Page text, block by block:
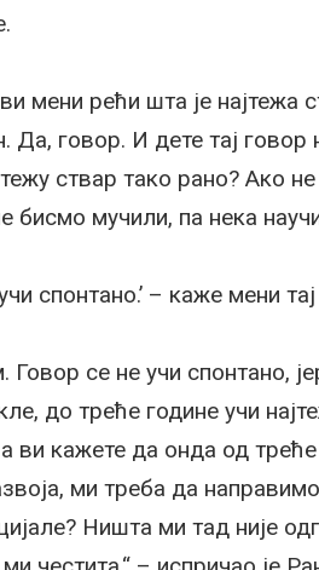
мени рећи шта је најтежа
Да, говор. И дете тај говор
ствар тако рано? Ако
бисмо мучили, па нека
спонтано.’ – каже мени
Говор се не учи спонтано,
до треће године учи
ви кажете да онда од
ми треба да
Ништа ми тад није